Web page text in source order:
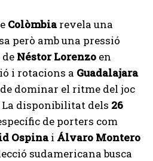
Colòmbiarevela una
però amb una pressió
Néstor Lorenzo en
i rotacions a Guadalajara
dominar el ritme del joc
La disponibilitat dels 26
de porters com
Ospinai Álvaro Montero
sudamericana busca